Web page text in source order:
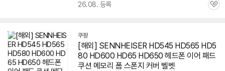
26.08. 등록
관
쿠팡
[해외] SENNHEISER HD545 HD565 HD5
80 HD600 HD65 HD650 헤드폰 이어 패드
쿠션 메모리 폼 스폰지 커버 벨벳